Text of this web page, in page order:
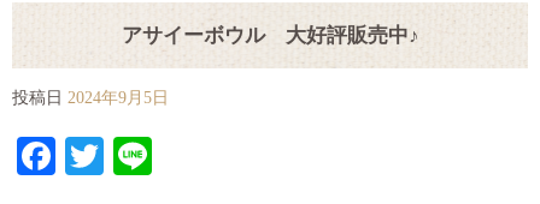
アサイーボウル 大好評販売中♪
投稿日 2024年9月5日
Facebook
Twitter